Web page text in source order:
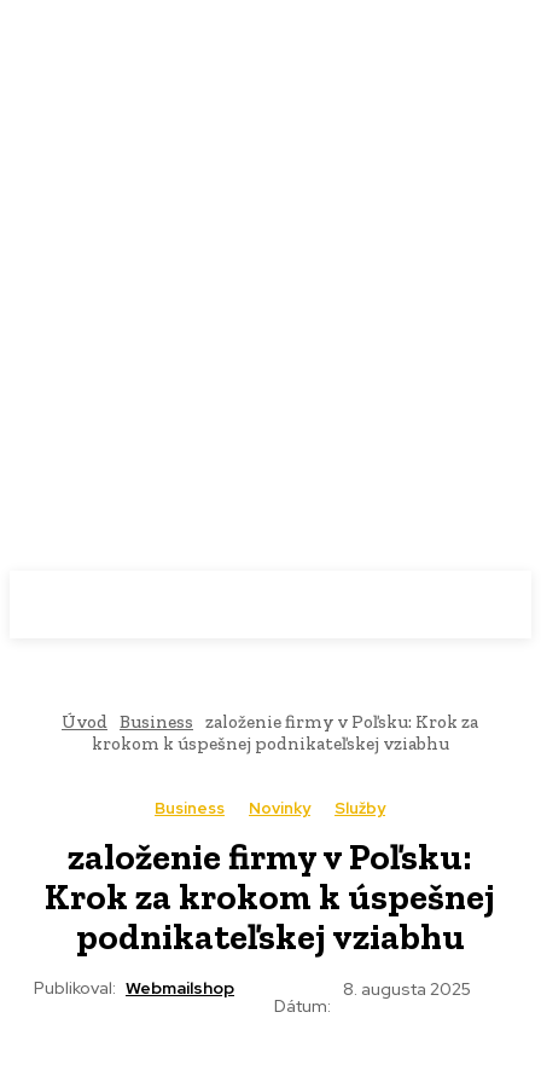
Úvod Business
založenie firmy v Poľsku: Krok za
krokom k úspešnej podnikateľskej vziabhu
Business Novinky Služby
založenie firmy v Poľsku:
Krok za krokom k úspešnej
podnikateľskej vziabhu
Publikoval: Webmailshop
Dátum:
8. augusta 2025